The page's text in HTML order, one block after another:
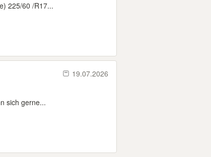
225/60 /R17...
19.07.2026
sich gerne...